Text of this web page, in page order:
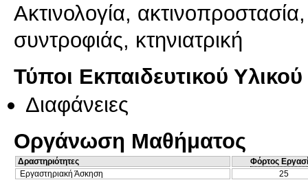
Ακτινολογία,
συντροφιάς, κτηνιατρική
Τύποι Εκπαιδευτικού Υλικού
Διαφάνειες
Οργάνωση Μαθήματος
Δραστηριότητες
Φόρτος
Εργαστηριακή Άσκηση
25